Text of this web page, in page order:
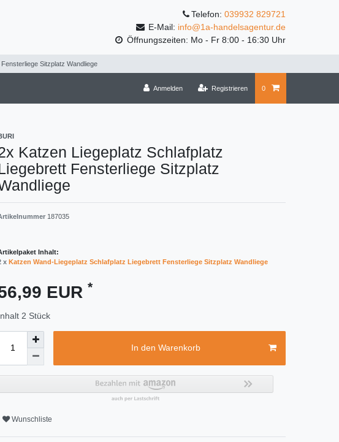
Telefon: 039932 829721
E-Mail: info@1a-handelsagentur.de
Öffnungszeiten: Mo - Fr 8:00 - 16:30 Uhr
Sitzplatz Wandliege
Anmelden Registrieren 0
Katzen Liegeplatz Schlafplatz
Fensterliege Sitzplatz
187035
Inhalt:
x Katzen Wand-Liegeplatz Schlafplatz Liegebrett Fensterliege Sitzplatz Wandliege
EUR *
2 Stück
In den Warenkorb
Wunschliste